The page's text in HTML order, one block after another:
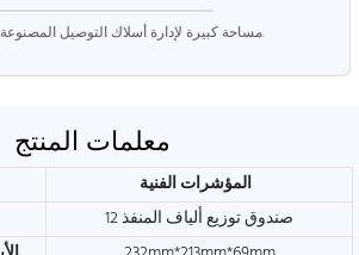
مساحة كبيرة لإدارة أسلاك التوصيل المصنوعة أو المقسمات.
معلمات المنتج
12 صندوق توزيع ألياف المنفذ